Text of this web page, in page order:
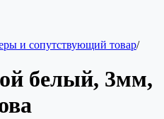
и сопутствующий товар/
белый, 3мм,